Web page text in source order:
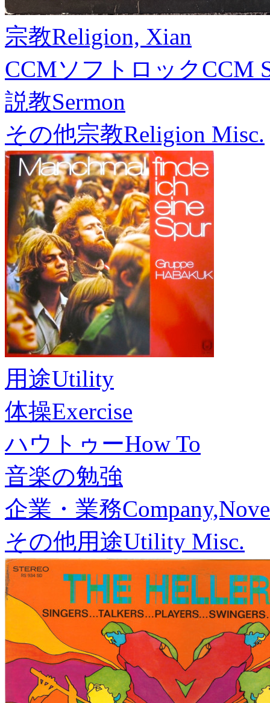
宗教Religion, Xian
CCMソフトロックCCM
説教Sermon
その他宗教Religion Misc.
用途Utility
体操Exercise
ハウトゥーHow To
音楽の勉強
企業・業務
その他用途Utility Misc.